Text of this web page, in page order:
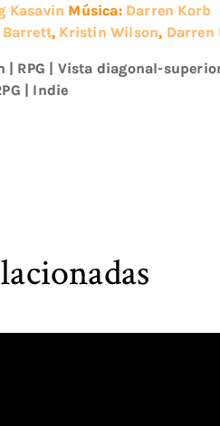
Kasavin Música: Darren Korb
Barrett, Kristin Wilson, Darren
| RPG | Vista diagonal-
| Indie